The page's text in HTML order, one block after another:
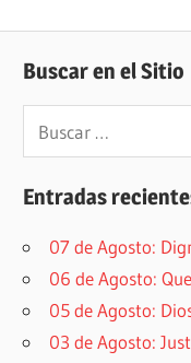
Buscar en el Sitio
Entradas
07 de Agosto:
06 de Agosto:
05 de Agosto:
03 de Agosto: